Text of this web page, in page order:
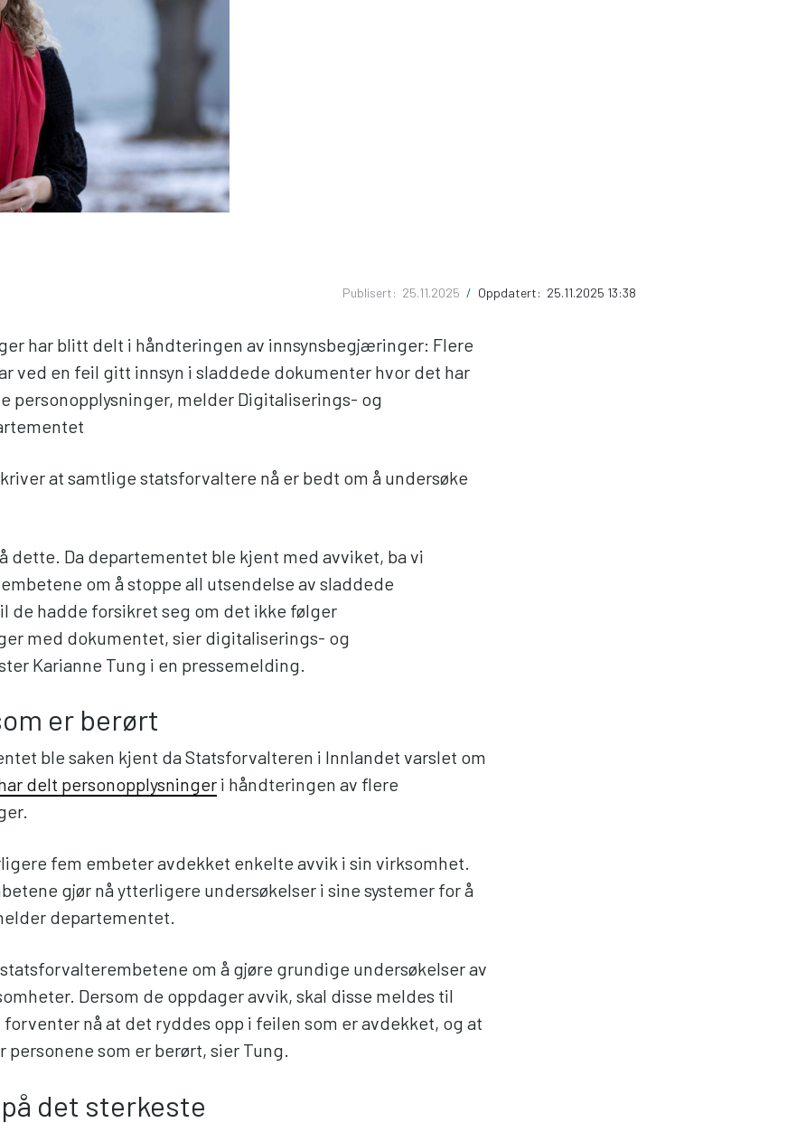
Publisert: 25.11.2025 / Oppdatert: 25.11.2025 13:38
har blitt delt i håndteringen av innsynsbegjæringer: Flere
ved en feil gitt innsyn i sladdede dokumenter hvor det har
personopplysninger, melder Digitaliserings- og
at samtlige statsforvaltere nå er bedt om å undersøke
dette. Da departementet ble kjent med avviket, ba vi
om å stoppe all utsendelse av sladdede
de hadde forsikret seg om det ikke følger
med dokumentet, sier digitaliserings- og
Karianne Tung i en pressemelding.
er berørt
ble saken kjent da Statsforvalteren i Innlandet varslet om
delt personopplysninger i håndteringen av flere
fem embeter avdekket enkelte avvik i sin virksomhet.
gjør nå ytterligere undersøkelser i sine systemer for å
departementet.
om å gjøre grundige undersøkelser av
Dersom de oppdager avvik, skal disse meldes til
nå at det ryddes opp i feilen som er avdekket, og at
personene som er berørt, sier Tung.
det sterkeste